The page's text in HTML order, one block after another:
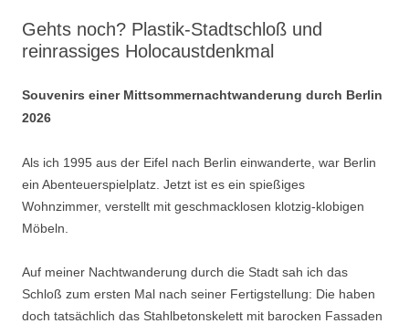
Gehts noch? Plastik-Stadtschloß und
reinrassiges Holocaustdenkmal
Souvenirs einer Mittsommernachtwanderung durch Berlin
2026
Als ich 1995 aus der Eifel nach Berlin einwanderte, war Berlin
ein Abenteuerspielplatz. Jetzt ist es ein spießiges
Wohnzimmer, verstellt mit geschmacklosen klotzig-klobigen
Möbeln.
Auf meiner Nachtwanderung durch die Stadt sah ich das
Schloß zum ersten Mal nach seiner Fertigstellung: Die haben
doch tatsächlich das Stahlbetonskelett mit barocken Fassaden